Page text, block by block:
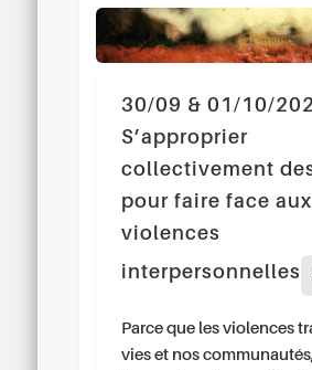
30/09 & 01/10/
S’approprier
collectivement
pour faire face aux
violences
interpersonnelles
Parce que les violences
vies et nos